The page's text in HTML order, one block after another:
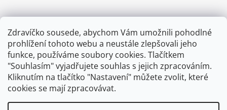
Zdravíčko sousede, abychom Vám umožnili pohodlné
prohlížení tohoto webu a neustále zlepšovali jeho
funkce, používáme soubory cookies. Tlačítkem
"Souhlasím" vyjadřujete souhlas s jejich zpracováním.
Kliknutím na tlačítko "Nastavení" můžete zvolit, které
cookies se mají zpracovávat.
Certifikace